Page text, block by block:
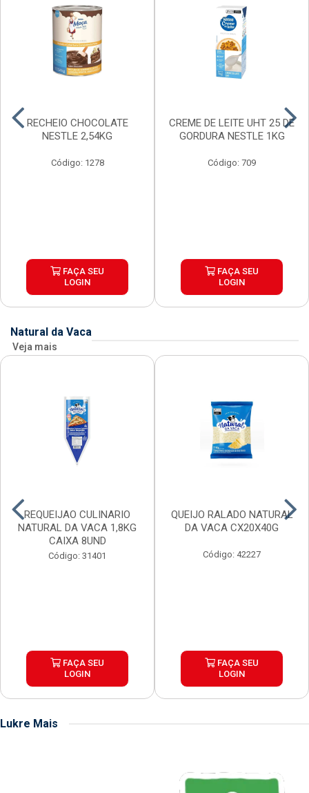
RECHEIO CHOCOLATE
NESTLE 2,54KG
Código: 1278
FAÇA SEU
LOGIN
CREME DE LEITE UHT 25 DE
GORDURA NESTLE 1KG
Código: 709
FAÇA SEU
LOGIN
Natural da Vaca
Veja mais
REQUEIJAO CULINARIO
NATURAL DA VACA 1,8KG
CAIXA 8UND
Código: 31401
FAÇA SEU
LOGIN
QUEIJO RALADO NATURAL
DA VACA CX20X40G
Código: 42227
FAÇA SEU
LOGIN
Lukre Mais